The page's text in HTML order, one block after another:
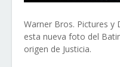
Warner Bros. Pictures y
esta nueva foto del
origen de Justicia.